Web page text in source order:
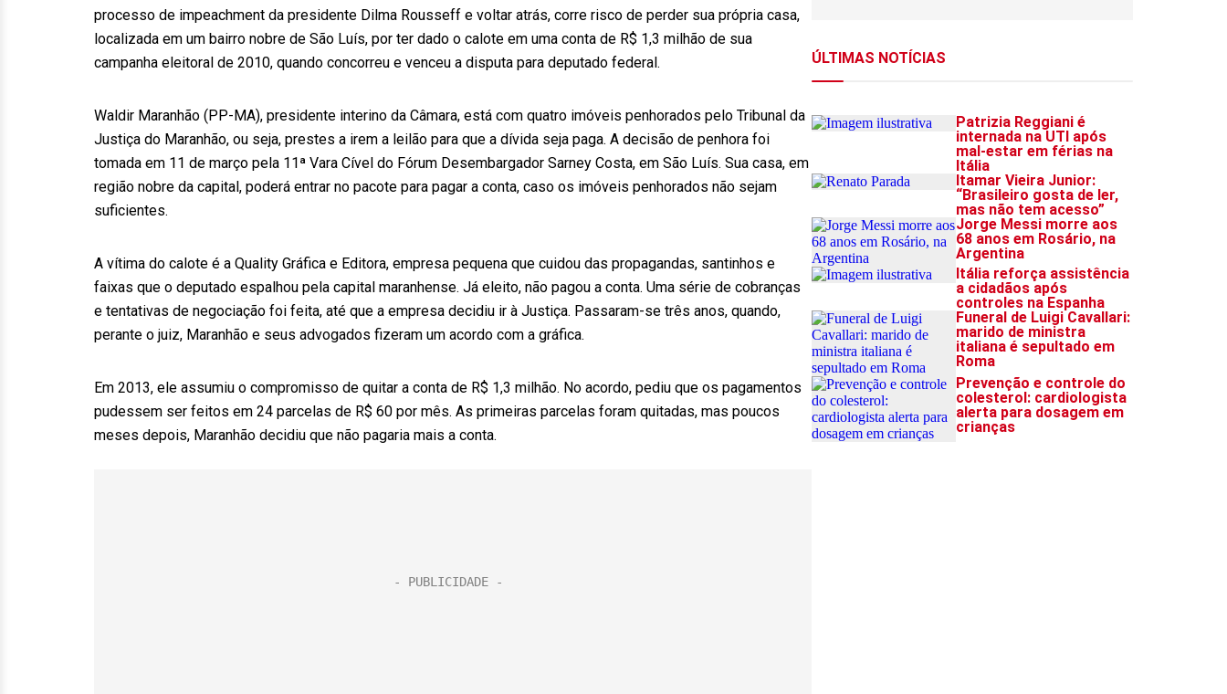
processo de impeachment da presidente Dilma Rousseff e voltar atrás, corre risco de perder sua própria casa,
localizada em um bairro nobre de São Luís, por ter dado o calote em uma conta de R$ 1,3 milhão de sua
campanha eleitoral de 2010, quando concorreu e venceu a disputa para deputado federal.
Waldir Maranhão (PP-MA), presidente interino da Câmara, está com quatro imóveis penhorados pelo Tribunal da
Justiça do Maranhão, ou seja, prestes a irem a leilão para que a dívida seja paga. A decisão de penhora foi
tomada em 11 de março pela 11ª Vara Cível do Fórum Desembargador Sarney Costa, em São Luís. Sua casa, em
região nobre da capital, poderá entrar no pacote para pagar a conta, caso os imóveis penhorados não sejam
suficientes.
A vítima do calote é a Quality Gráfica e Editora, empresa pequena que cuidou das propagandas, santinhos e
faixas que o deputado espalhou pela capital maranhense. Já eleito, não pagou a conta. Uma série de cobranças
e tentativas de negociação foi feita, até que a empresa decidiu ir à Justiça. Passaram-se três anos, quando,
perante o juiz, Maranhão e seus advogados fizeram um acordo com a gráfica.
Em 2013, ele assumiu o compromisso de quitar a conta de R$ 1,3 milhão. No acordo, pediu que os pagamentos
pudessem ser feitos em 24 parcelas de R$ 60 por mês. As primeiras parcelas foram quitadas, mas poucos
meses depois, Maranhão decidiu que não pagaria mais a conta.